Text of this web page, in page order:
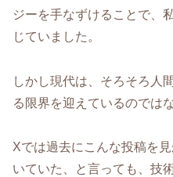
ジーを手なずけることで、
じていました。
しかし現代は、そろそろ人
る限界を迎えているのでは
Xでは過去にこんな投稿を
いていた、と言っても、技